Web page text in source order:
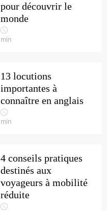
pour découvrir le
monde
min
13 locutions
importantes à
connaître en anglais
min
4 conseils pratiques
destinés aux
voyageurs à mobilité
réduite